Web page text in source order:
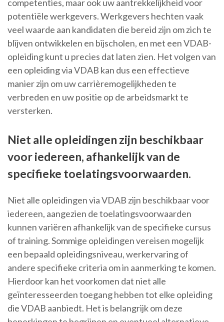
competenties, maar ook uw aantrekkelijkheid voor
potentiële werkgevers. Werkgevers hechten vaak
veel waarde aan kandidaten die bereid zijn om zich te
blijven ontwikkelen en bijscholen, en met een VDAB-
opleiding kunt u precies dat laten zien. Het volgen van
een opleiding via VDAB kan dus een effectieve
manier zijn om uw carrièremogelijkheden te
verbreden en uw positie op de arbeidsmarkt te
versterken.
Niet alle opleidingen zijn beschikbaar
voor iedereen, afhankelijk van de
specifieke toelatingsvoorwaarden.
Niet alle opleidingen via VDAB zijn beschikbaar voor
iedereen, aangezien de toelatingsvoorwaarden
kunnen variëren afhankelijk van de specifieke cursus
of training. Sommige opleidingen vereisen mogelijk
een bepaald opleidingsniveau, werkervaring of
andere specifieke criteria om in aanmerking te komen.
Hierdoor kan het voorkomen dat niet alle
geïnteresseerden toegang hebben tot elke opleiding
die VDAB aanbiedt. Het is belangrijk om deze